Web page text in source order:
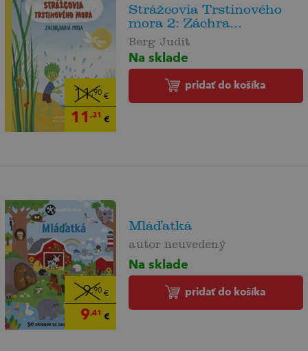
11,90€
11 ,31 €
Strážcovia Trstinového
mora 2: Záchra...
Berg Judit
Na sklade
pridať do košíka
9,90€
9,41 €
Mláďatká
autor neuvedený
Na sklade
pridať do košíka